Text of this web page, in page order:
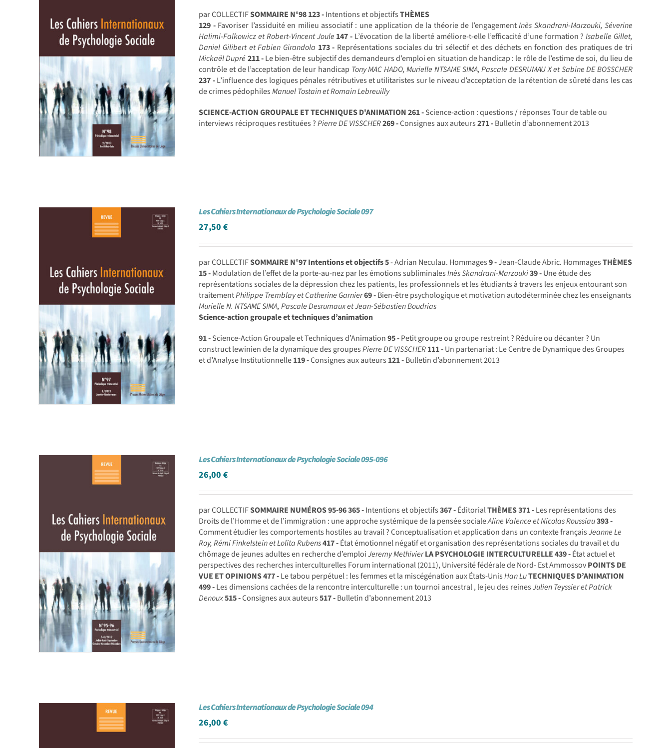
par COLLECTIFSOMMAIRE N°98123 -Intentions et objectifsTHÈMES
129 -Favoriser l’assiduité en milieu associatif : une application de la théorie de l’engagementInès Skandrani-Marzouki, Séverine
Halimi-Falkowicz et Robert-Vincent Joule 147 - L’évocation de la liberté améliore-t-elle l’efficacité d’une formation ?Isabelle Gillet,
Daniel Gilibert et Fabien Girandola 173 - Représentations sociales du tri sélectif et des déchets en fonction des pratiques de tri
Mickaël Dupré211 -Le bien-être subjectif des demandeurs d’emploi en situation de handicap : le rôle de l’estime de soi, du lieu de
contrôle et de l’acceptation de leur handicap Tony MAC HADO, Murielle NTSAME SIMA, Pascale DESRUMAU X et Sabine DE BOSSCHER
237 -L’influence des logiques pénales rétributives et utilitaristes sur le niveau d’acceptation de la rétention de sûreté dans les cas
de crimes pédophilesManuel Tostain et Romain Lebreuilly
SCIENCE-ACTION GROUPALE ET TECHNIQUES D'ANIMATION261 -Science-action : questions / réponses Tour de table ou
interviews réciproques restituées ?Pierre DE VISSCHER269 -Consignes aux auteurs271 -Bulletin d’abonnement 2013
Les Cahiers Internationaux de Psychologie Sociale 097
27,50€
par COLLECTIFSOMMAIRE N°97Intentions et objectifs5- Adrian Neculau. Hommages9 -Jean-Claude Abric. HommagesTHÈMES
15 -Modulation de l’effet de la porte-au-nez par les émotions subliminalesInès Skandrani-Marzouki39 -Une étude des
représentations sociales de la dépression chez les patients, les professionnels et les étudiants à travers les enjeux entourant son
traitementPhilippe Tremblay et Catherine Garnier69 -Bien-être psychologique et motivation autodéterminée chez les enseignants
Murielle N. NTSAME SIMA, Pascale Desrumaux et Jean-Sébastien Boudrias
Science-action groupale et techniques d’animation
91 -Science-Action Groupale et Techniques d’Animation95 -Petit groupe ou groupe restreint ? Réduire ou décanter ? Un
construct lewinien de la dynamique des groupesPierre DE VISSCHER111 -Un partenariat : Le Centre de Dynamique des Groupes
et d’Analyse Institutionnelle119 -Consignes aux auteurs 121 -Bulletin d’abonnement 2013
Les Cahiers Internationaux de Psychologie Sociale 095-096
26,00€
par COLLECTIFSOMMAIRE NUMÉROS 95-96365 -Intentions et objectifs367 -ÉditorialTHÈMES371 -Les représentations des
Droits de l’Homme et de l’immigration : une approche systémique de la pensée socialeAline Valence et Nicolas Roussiau393 -
Comment étudier les comportements hostiles au travail ? Conceptualisation et application dans un contexte françaisJeanne Le
Roy, Rémi Finkelstein et Lolita Rubens417 -État émotionnel négatif et organisation des représentations sociales du travail et du
chômage de jeunes adultes en recherche d’emploiJeremy MethivierLA PSYCHOLOGIE INTERCULTURELLE439 -État actuel et
perspectives des recherches interculturelles Forum international (2011), Université fédérale de Nord- Est AmmossovPOINTS DE
VUE ET OPINIONS477 -Le tabou perpétuel : les femmes et la miscégénation aux États-UnisHan LuTECHNIQUES D’ANIMATION
499 -Les dimensions cachées de la rencontre interculturelle : un tournoi ancestral , le jeu des reinesJulien Teyssier et Patrick
Denoux515 -Consignes aux auteurs517 -Bulletin d’abonnement 2013
Les Cahiers Internationaux de Psychologie Sociale 094
26,00€